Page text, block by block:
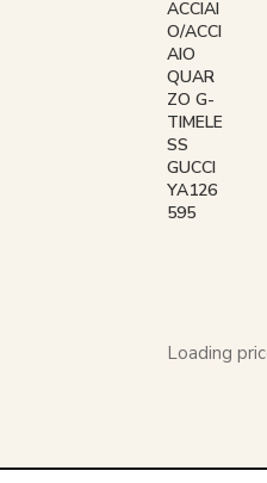
ACCIAI
O/ACCI
AIO
QUAR
ZO G-
TIMELE
SS
GUCCI
YA126
595
Loading